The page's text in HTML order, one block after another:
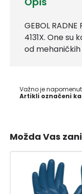
GEBOL
4131X. One
od mehaničkih
Važno je
Artikli označeni
Možda Vas